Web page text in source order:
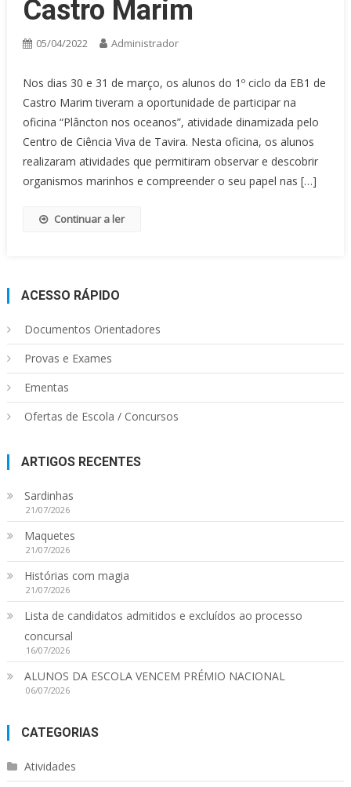
Castro Marim
05/04/2022 Administrador
Nos dias 30 e 31 de março, os alunos do 1º ciclo da EB1 de
Castro Marim tiveram a oportunidade de participar na
oficina “Plâncton nos oceanos”, atividade dinamizada pelo
Centro de Ciência Viva de Tavira. Nesta oficina, os alunos
realizaram atividades que permitiram observar e descobrir
organismos marinhos e compreender o seu papel nas […]
Continuar a ler
ACESSO RÁPIDO
Documentos Orientadores
Provas e Exames
Ementas
Ofertas de Escola / Concursos
ARTIGOS RECENTES
Sardinhas
21/07/2026
Maquetes
21/07/2026
Histórias com magia
21/07/2026
Lista de candidatos admitidos e excluídos ao processo
concursal
16/07/2026
ALUNOS DA ESCOLA VENCEM PRÉMIO NACIONAL
06/07/2026
CATEGORIAS
Atividades